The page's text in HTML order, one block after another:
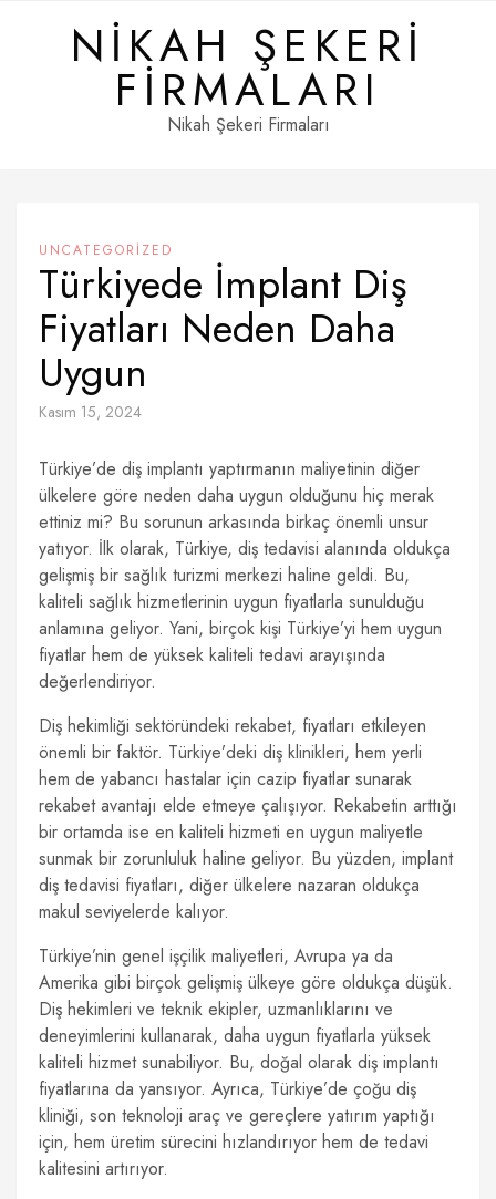
NIKAH ŞEKERI
FIRMALARI
Nikah Şekeri Firmaları
UNCATEGORIZED
Türkiyede İmplant Diş
Fiyatları Neden Daha
Uygun
Kasım 15, 2024
Türkiye’de diş implantı yaptırmanın maliyetinin diğer
ülkelere göre neden daha uygun olduğunu hiç merak
ettiniz mi? Bu sorunun arkasında birkaç önemli unsur
yatıyor. İlk olarak, Türkiye, diş tedavisi alanında oldukça
gelişmiş bir sağlık turizmi merkezi haline geldi. Bu,
kaliteli sağlık hizmetlerinin uygun fiyatlarla sunulduğu
anlamına geliyor. Yani, birçok kişi Türkiye’yi hem uygun
fiyatlar hem de yüksek kaliteli tedavi arayışında
değerlendiriyor.
Diş hekimliği sektöründeki rekabet, fiyatları etkileyen
önemli bir faktör. Türkiye’deki diş klinikleri, hem yerli
hem de yabancı hastalar için cazip fiyatlar sunarak
rekabet avantajı elde etmeye çalışıyor. Rekabetin arttığı
bir ortamda ise en kaliteli hizmeti en uygun maliyetle
sunmak bir zorunluluk haline geliyor. Bu yüzden, implant
diş tedavisi fiyatları, diğer ülkelere nazaran oldukça
makul seviyelerde kalıyor.
Türkiye’nin genel işçilik maliyetleri, Avrupa ya da
Amerika gibi birçok gelişmiş ülkeye göre oldukça düşük.
Diş hekimleri ve teknik ekipler, uzmanlıklarını ve
deneyimlerini kullanarak, daha uygun fiyatlarla yüksek
kaliteli hizmet sunabiliyor. Bu, doğal olarak diş implantı
fiyatlarına da yansıyor. Ayrıca, Türkiye’de çoğu diş
kliniği, son teknoloji araç ve gereçlere yatırım yaptığı
için, hem üretim sürecini hızlandırıyor hem de tedavi
kalitesini artırıyor.